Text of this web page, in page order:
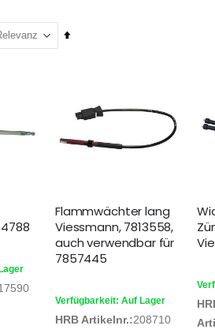
In
Flammwächter lang
Viessmann, 7813558,
auch verwendbar für
7857445
Verfügbarkeit: Auf Lager
HRB Artikelnr.:208710